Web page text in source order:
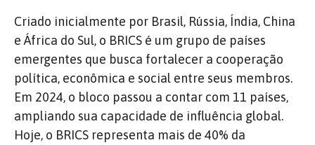
Criado inicialmente por Brasil, Rússia, Índia, China
e África do Sul, o BRICS é um grupo de países
emergentes que busca fortalecer a cooperação
política, econômica e social entre seus membros.
Em 2024, o bloco passou a contar com 11 países,
ampliando sua capacidade de influência global.
Hoje, o BRICS representa mais de 40% da